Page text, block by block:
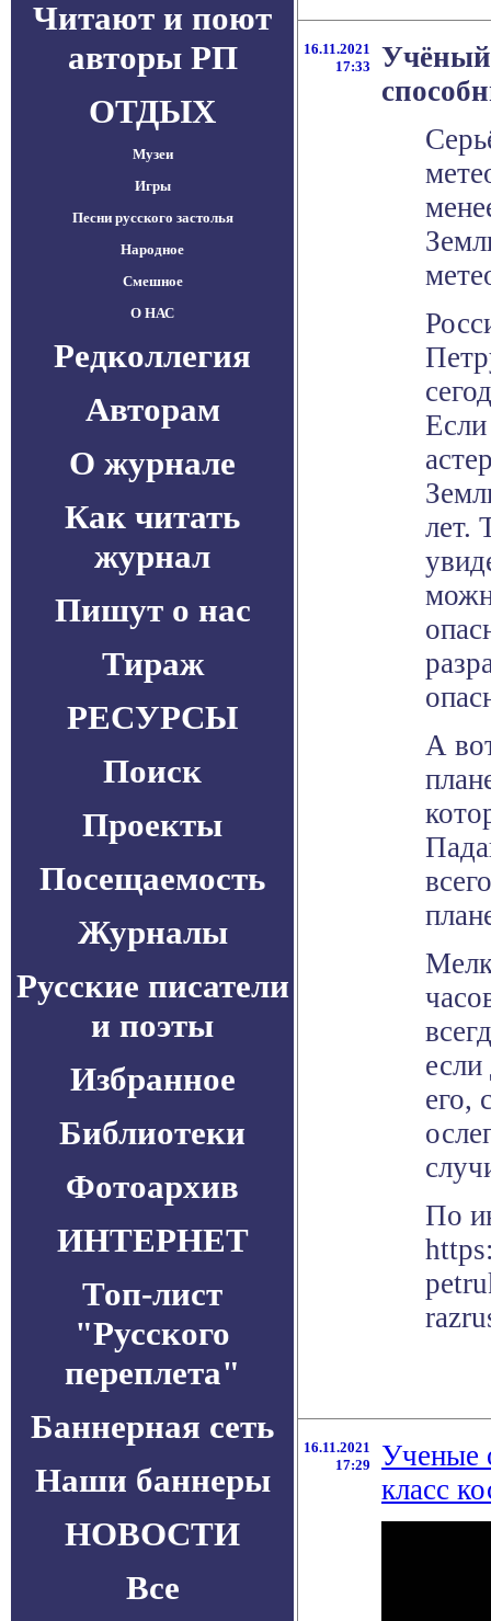
Читают и поют
авторы РП
ОТДЫХ
Музеи
Игры
Песни русского застолья
Народное
Смешное
О НАС
Редколлегия
Авторам
О журнале
Как читать
журнал
Пишут о нас
Тираж
РЕСУРСЫ
Поиск
Проекты
Посещаемость
Журналы
Русские писатели
и поэты
Избранное
Библиотеки
Фотоархив
ИНТЕРНЕТ
Топ-лист
"Русского
переплета"
Баннерная сеть
Наши баннеры
НОВОСТИ
Все
16.11.2021
17:33
Учёный
Если
лет.
А
его,
По
16.11.2021
17:29
Ученые
класс